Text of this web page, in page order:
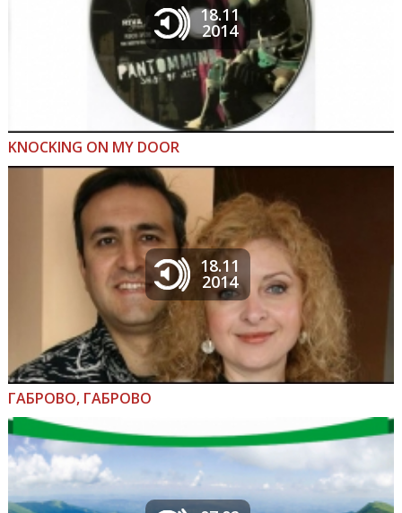
18.11
2014
KNOCKING ON MY DOOR
18.11
2014
ГАБРОВО, ГАБРОВО